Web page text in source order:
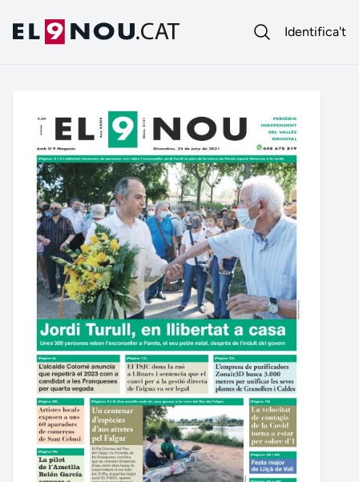
Identifica't